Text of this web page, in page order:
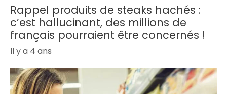
Rappel produits de steaks hachés :
c’est hallucinant, des millions de
français pourraient être concernés !
Il y a 4 ans